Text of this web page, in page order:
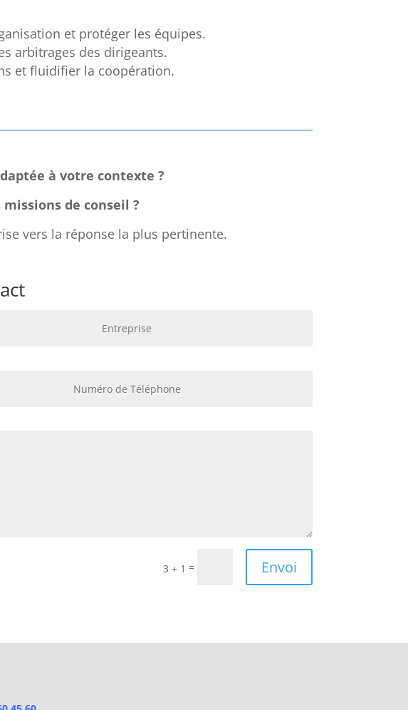
et protéger les équipes.
arbitrages des dirigeants.
et fluidifier la coopération.
à votre contexte ?
de conseil ?
vers la réponse la plus pertinente.
3 + 1 = Envoi